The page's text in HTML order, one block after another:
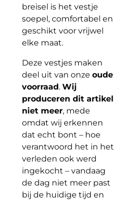
breisel is het vestje
soepel, comfortabel en
geschikt voor vrijwel
elke maat.
Deze vestjes maken
deel uit van onze oude
voorraad. Wij
produceren dit artikel
niet meer, mede
omdat wij erkennen
dat echt bont – hoe
verantwoord het in het
verleden ook werd
ingekocht – vandaag
de dag niet meer past
bij de huidige tijd en